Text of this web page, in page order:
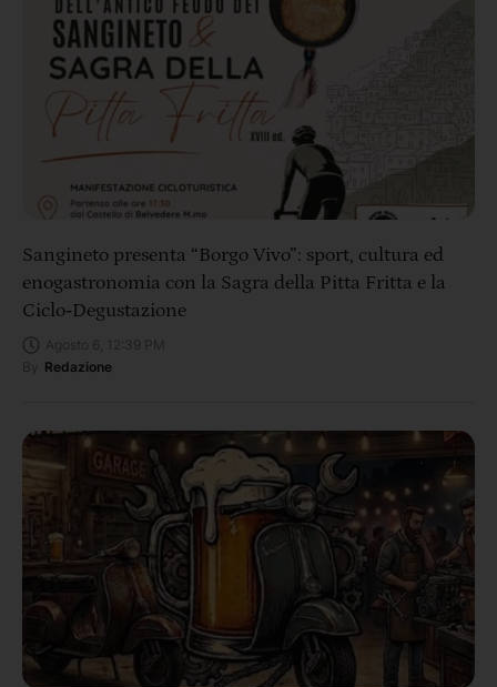
Sangineto presenta “Borgo Vivo”: sport, cultura ed
enogastronomia con la Sagra della Pitta Fritta e la
Ciclo‑Degustazione
Redazione